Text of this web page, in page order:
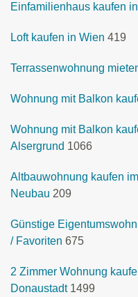
Einfamilienhaus kaufen
Loft kaufen in Wien 419
Terrassenwohnung
Wohnung mit Balkon
Wohnung mit Balkon
Alsergrund 1066
Altbauwohnung kaufen
Neubau 209
Günstige
/ Favoriten 675
2 Zimmer Wohnung
Donaustadt 1499